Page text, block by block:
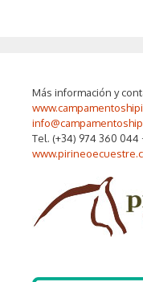
Más información y
Tel. (+34) 974 360 044